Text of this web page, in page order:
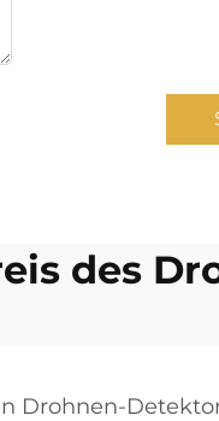
des
Drohnen-